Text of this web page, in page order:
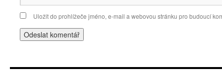
Uložit do prohlížeče jméno, e-mail a webovou stránku pro budoucí